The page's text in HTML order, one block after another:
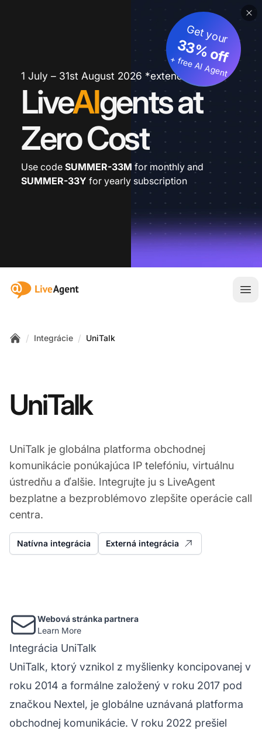
1 July – 31st August 2026 *extended
LiveAIgents at
Zero Cost
Get your
33% off
+ free AI Agent
Use code SUMMER-33M for monthly and
SUMMER-33Y for yearly subscription
:site.title
/ Integrácie / UniTalk
UniTalk
UniTalk je globálna platforma obchodnej
komunikácie ponúkajúca IP telefóniu, virtuálnu
ústredňu a ďalšie. Integrujte ju s LiveAgent
bezplatne a bezproblémovo zlepšite operácie call
centra.
Natívna integrácia Externá integrácia
Webová stránka partnera
Learn More
Integrácia UniTalk
UniTalk, ktorý vznikol z myšlienky koncipovanej v
roku 2014 a formálne založený v roku 2017 pod
značkou Nextel, je globálne uznávaná platforma
obchodnej komunikácie. V roku 2022 prešiel